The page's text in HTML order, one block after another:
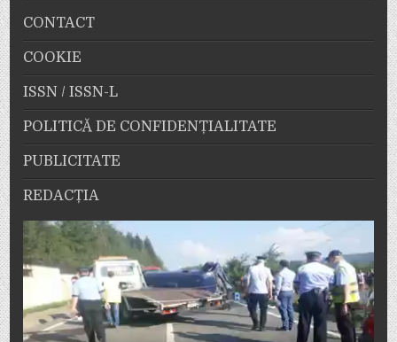
CONTACT
COOKIE
ISSN / ISSN-L
POLITICĂ DE CONFIDENȚIALITATE
PUBLICITATE
REDACȚIA